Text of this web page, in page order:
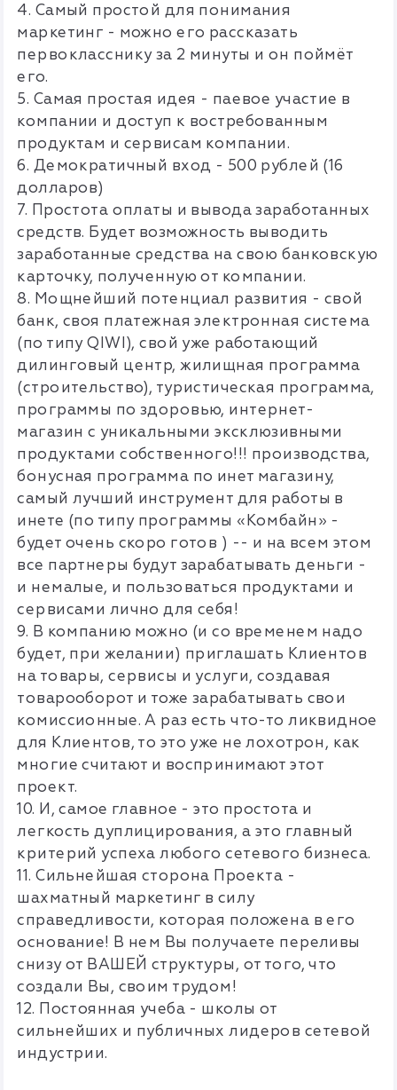
4. Самый простой для понимания
маркетинг - можно его рассказать
первокласснику за 2 минуты и он поймёт
его.
5. Самая простая идея - паевое участие в
компании и доступ к востребованным
продуктам и сервисам компании.
6. Демократичный вход - 500 рублей (16
долларов)
7. Простота оплаты и вывода заработанных
средств. Будет возможность выводить
заработанные средства на свою банковскую
карточку, полученную от компании.
8. Мощнейший потенциал развития - свой
банк, своя платежная электронная система
(по типу QIWI), свой уже работающий
дилинговый центр, жилищная программа
(строительство), туристическая программа,
программы по здоровью, интернет-
магазин с уникальными эксклюзивными
продуктами собственного!!! производства,
бонусная программа по инет магазину,
самый лучший инструмент для работы в
инете (по типу программы «Комбайн» -
будет очень скоро готов ) -- и на всем этом
все партнеры будут зарабатывать деньги -
и немалые, и пользоваться продуктами и
сервисами лично для себя!
9. В компанию можно (и со временем надо
будет, при желании) приглашать Клиентов
на товары, сервисы и услуги, создавая
товарооборот и тоже зарабатывать свои
комиссионные. А раз есть что-то ликвидное
для Клиентов, то это уже не лохотрон, как
многие считают и воспринимают этот
проект.
10. И, самое главное - это простота и
легкость дуплицирования, а это главный
критерий успеха любого сетевого бизнеса.
11. Сильнейшая сторона Проекта -
шахматный маркетинг в силу
справедливости, которая положена в его
основание! В нем Вы получаете переливы
снизу от ВАШЕЙ структуры, от того, что
создали Вы, своим трудом!
12. Постоянная учеба - школы от
сильнейших и публичных лидеров сетевой
индустрии.